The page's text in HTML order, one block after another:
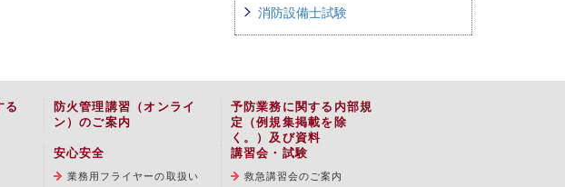
消防設備士試験
る
防火管理講習（オンライ
ン）のご案内
予防業務に関する内部規
定（例規集掲載を除
く。）及び資料
安心安全
業務用フライヤーの取扱い
講習会・試験
救急講習会のご案内